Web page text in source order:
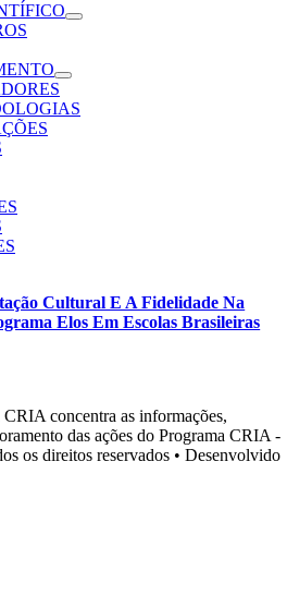
Cultural E A Fidelidade Na
Elos Em Escolas Brasileiras
concentra as informações,
das ações do Programa CRIA -
os direitos reservados • Desenvolvido